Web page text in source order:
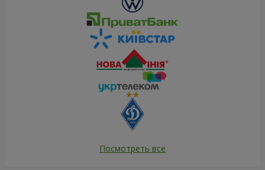
Посмотреть все